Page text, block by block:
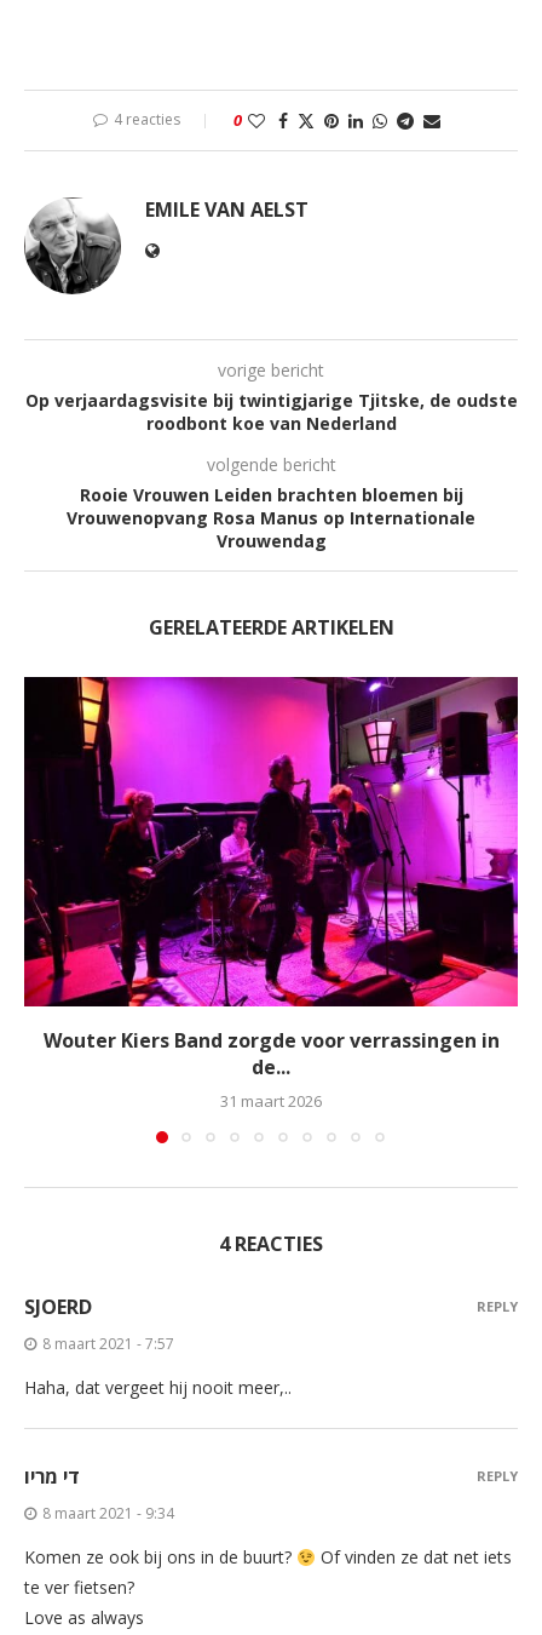
4 reacties 0
EMILE VAN AELST
vorige bericht
Op verjaardagsvisite bij twintigjarige Tjitske, de oudste
roodbont koe van Nederland
volgende bericht
Rooie Vrouwen Leiden brachten bloemen bij
Vrouwenopvang Rosa Manus op Internationale
Vrouwendag
GERELATEERDE ARTIKELEN
Wouter Kiers Band zorgde voor verrassingen in
de...
31 maart 2026
4 REACTIES
SJOERD
8 maart 2021 - 7:57
Haha, dat vergeet hij nooit meer,..
REPLY
די מריו
8 maart 2021 - 9:34
Komen ze ook bij ons in de buurt?
Of vinden ze dat net iets
te ver fietsen?
Love as always
REPLY